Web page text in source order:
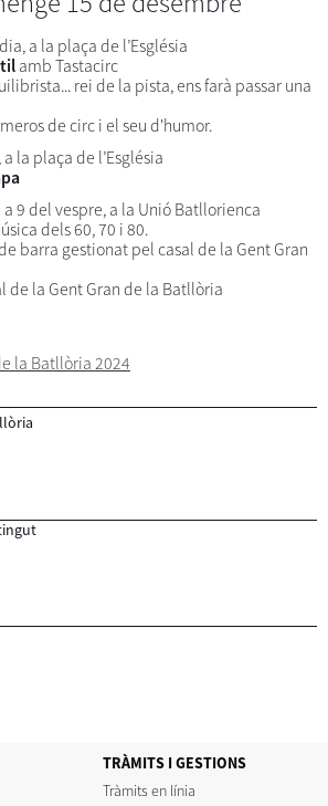
a la plaça de l’Església
amb Tastacirc
rei de la pista, ens farà passar una
de circ i el seu d'humor.
la plaça de l’Església
9 del vespre, a la Unió Batllorienca
dels 60, 70 i 80.
barra gestionat pel casal de la Gent Gran
de la Gent Gran de la Batllòria
la Batllòria 2024
TRÀMITS I GESTIONS
Tràmits en línia